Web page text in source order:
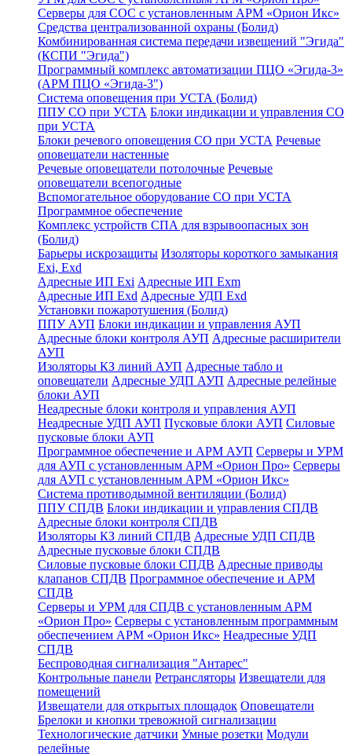
Серверы для СОС с установленным АРМ «Орион Икс»
Средства централизованной охраны (Болид)
Комбинированная система передачи извещений "Эгида"
(КСПИ "Эгида")
Программный комплекс автоматизации ПЦО «Эгида-3»
(АРМ ПЦО «Эгида-3")
Система оповещения при УСТА (Болид)
ППУ СО при УСТА Блоки индикации и управления СО
при УСТА
Блоки речевого оповещения СО при УСТА Речевые
оповещатели настенные
Речевые оповещатели потолочные Речевые
оповещатели всепогодные
Вспомогательное оборудование СО при УСТА
Программное обеспечение
Комплекс устройств СПА для взрывоопасных зон
(Болид)
Барьеры искрозащиты Изоляторы короткого замыкания
Exi, Exd
Адресные ИП Exi Адресные ИП Exm
Адресные ИП Exd Адресные УДП Exd
Установки пожаротушения (Болид)
ППУ АУП Блоки индикации и управления АУП
Адресные блоки контроля АУП Адресные расширители
АУП
Изоляторы КЗ линий АУП Адресные табло и
оповещатели Адресные УДП АУП Адресные релейные
блоки АУП
Неадресные блоки контроля и управления АУП
Неадресные УДП АУП Пусковые блоки АУП Силовые
пусковые блоки АУП
Программное обеспечение и АРМ АУП Серверы и УРМ
для АУП с установленным АРМ «Орион Про» Серверы
для АУП с установленным АРМ «Орион Икс»
Система противодымной вентиляции (Болид)
ППУ СПДВ Блоки индикации и управления СПДВ
Адресные блоки контроля СПДВ
Изоляторы КЗ линий СПДВ Адресные УДП СПДВ
Адресные пусковые блоки СПДВ
Силовые пусковые блоки СПДВ Адресные приводы
клапанов СПДВ Программное обеспечение и АРМ
СПДВ
Серверы и УРМ для СПДВ с установленным АРМ
«Орион Про» Серверы с установленным программным
обеспечением АРМ «Орион Икс» Неадресные УДП
СПДВ
Беспроводная сигнализация "Антарес"
Контрольные панели Ретрансляторы Извещатели для
помещений
Извещатели для открытых площадок Оповещатели
Брелоки и кнопки тревожной сигнализации
Технологические датчики Умные розетки Модули
релейные